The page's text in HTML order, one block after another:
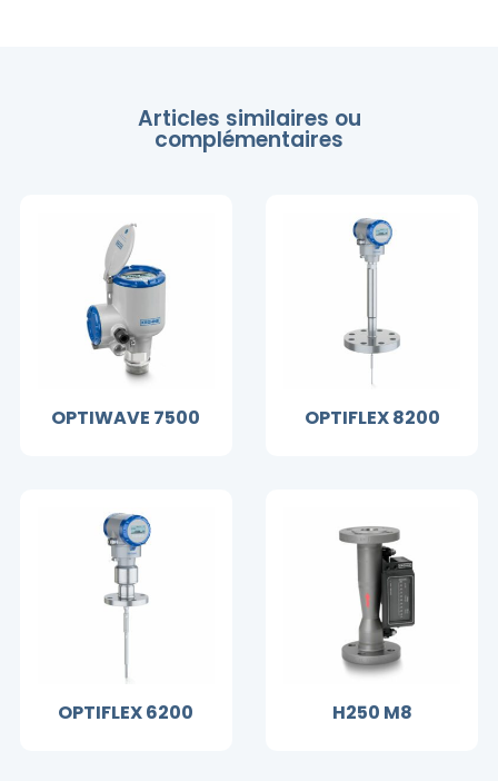
Articles similaires ou
complémentaires
OPTIWAVE 7500 OPTIFLEX 8200
OPTIFLEX 6200 H250 M8